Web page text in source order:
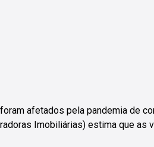
afetados pela pandemia de
Imobiliárias) estima que as